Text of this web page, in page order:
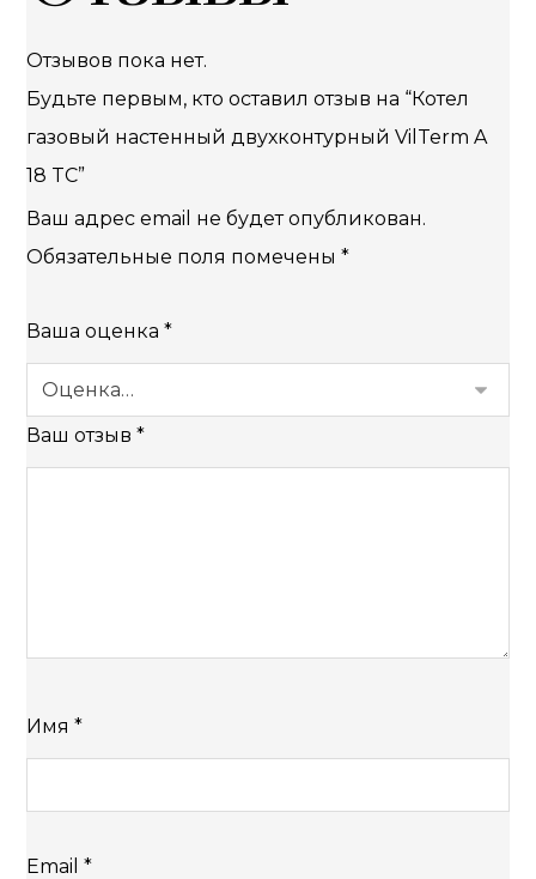
Отзывов пока нет.
Будьте первым, кто оставил отзыв на “Котел
газовый настенный двухконтурный VilTerm A
18 TC”
Ваш адрес email не будет опубликован.
Обязательные поля помечены*
Ваша оценка*
Ваш отзыв*
Имя*
Email*